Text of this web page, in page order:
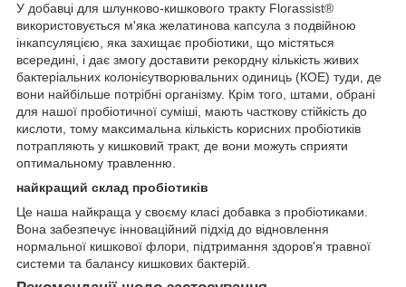
У добавці для шлунково-кишкового тракту Florassist®
використовується м'яка желатинова капсула з подвійною
інкапсуляцією, яка захищає пробіотики, що містяться
всередині, і дає змогу доставити рекордну кількість живих
бактеріальних колонієутворювальних одиниць (КОЕ) туди, де
вони найбільше потрібні організму. Крім того, штами, обрані
для нашої пробіотичної суміші, мають часткову стійкість до
кислоти, тому максимальна кількість корисних пробіотиків
потрапляють у кишковий тракт, де вони можуть сприяти
оптимальному травленню.
найкращий склад пробіотиків
Це наша найкраща у своєму класі добавка з пробіотиками.
Вона забезпечує інноваційний підхід до відновлення
нормальної кишкової флори, підтримання здоров'я травної
системи та балансу кишкових бактерій.